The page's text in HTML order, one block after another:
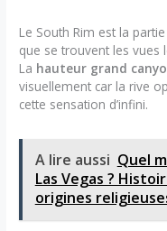
Le South Rim est la
que se trouvent les vues
La hauteur grand
visuellement car la rive
cette sensation d’infini.
A lire aussi Quel
Las Vegas ?
origines